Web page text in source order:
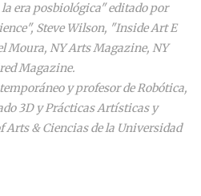
era posbiológica" editado por
Steve Wilson, "Inside Art E
Moura, NY Arts Magazine, NY
Magazine.
y profesor de Robótica,
3D y Prácticas Artísticas y
Arts & Cienciasde la Universidad